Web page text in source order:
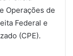
Operações de
Federal e
(CPE).